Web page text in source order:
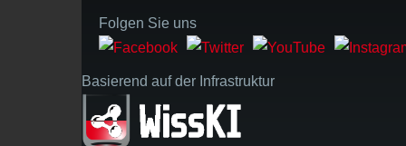
Folgen Sie uns
Basierend auf der Infrastruktur